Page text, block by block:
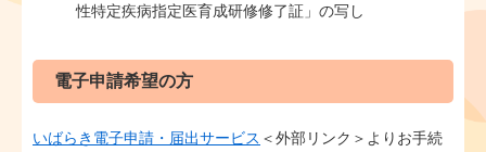
性特定疾病指定医育成研修修了証」の写し
電子申請希望の方
いばらき電子申請・届出サービス ＜外部リンク＞ よりお手続